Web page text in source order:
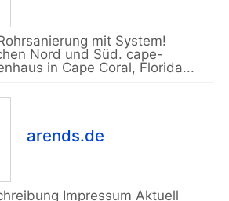
mit System!
Nord und Süd. cape-
in Cape Coral, Florida...
arends.de
Impressum Aktuell